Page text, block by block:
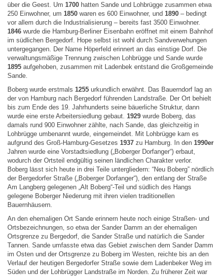
über die Geest. Um 1700 hatten Sande und Lohbrügge zusammen etwa
250 Einwohner, um 1850 waren es 600 Einwohner, und 1890 – bedingt
vor allem durch die Industrialisierung – bereits fast 3500 Einwohner.
1846 wurde die Hamburg-Berliner Eisenbahn eröffnet mit einem Bahnhof
im südlichen Bergedorf. Hope selbst ist wohl durch Sandverwehungen
untergegangen. Der Name Höperfeld erinnert an das einstige Dorf. Die
verwaltungsmäßige Trennung zwischen Lohbrügge und Sande wurde
1895 aufgehoben, zusammen mit Ladenbek entstand die Großgemeinde
Sande.
Boberg wurde erstmals 1255 urkundlich erwähnt. Das Bauerndorf lag an
der von Hamburg nach Bergedorf führenden Landstraße. Der Ort behielt
bis zum Ende des 19. Jahrhunderts seine bäuerliche Struktur, dann
wurde eine erste Arbeitersiedlung gebaut. 1929 wurde Boberg, das
damals rund 900 Einwohner zählte, nach Sande, das gleichzeitig in
Lohbrügge umbenannt wurde, eingemeindet. Mit Lohbrügge kam es
aufgrund des Groß-Hamburg-Gesetzes 1937 zu Hamburg. In den 1990er
Jahren wurde eine Vorstadtsiedlung („Boberger Dorfanger“) erbaut,
wodurch der Ortsteil endgültig seinen ländlichen Charakter verlor.
Boberg lässt sich heute in drei Teile untergliedern: “Neu Boberg” nördlich
der Bergedorfer Straße („Boberger Dorfanger“), den entlang der Straße
Am Langberg gelegenen „Alt Boberg“-Teil und südlich des Hangs
gelegene Boberger Niederung mit ihren vielen traditionellen
Bauernhäusern.
An den ehemaligen Ort Sande erinnern heute noch einige Straßen- und
Ortsbezeichnungen, so etwa der Sander Damm an der ehemaligen
Ortsgrenze zu Bergedorf, die Sander Straße und natürlich die Sander
Tannen. Sande umfasste etwa das Gebiet zwischen dem Sander Damm
im Osten und der Ortsgrenze zu Boberg im Westen, reichte bis an den
Verlauf der heutigen Bergedorfer Straße sowie dem Ladenbeker Weg im
Süden und der Lohbrügger Landstraße im Norden. Zu früherer Zeit war